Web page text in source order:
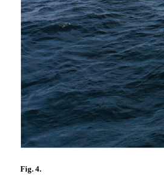
Fig. 4.